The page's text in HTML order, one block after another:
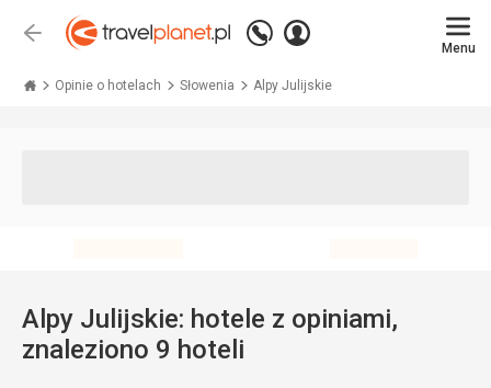
Wstecz
Zadzwoń
+48 71 771 76 55
Zaloguj
Menu
Opinie o hotelach Słowenia Alpy Julijskie
Alpy Julijskie: hotele z opiniami,
znaleziono 9 hoteli